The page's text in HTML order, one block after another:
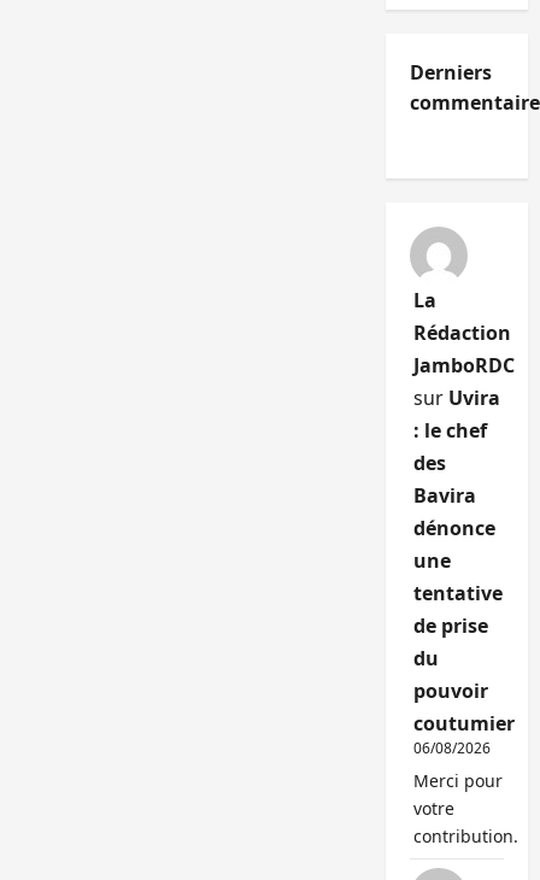
Derniers
La
Rédaction
JamboRDC
sur Uvira
: le chef
des
Bavira
dénonce
une
tentative
de prise
du
pouvoir
coutumier
06/08/2026
Merci pour
votre
contribution.